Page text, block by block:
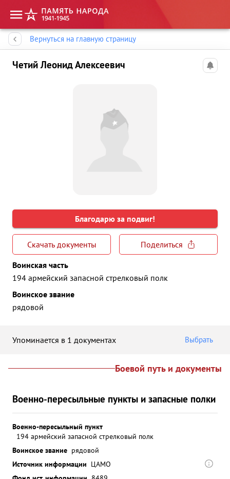
Вернуться на главную страницу
Четий Леонид Алексеевич
Благодарю за подвиг!
Скачать документы
Поделиться
Воинская часть
194 армейский запасной стрелковый полк
Воинское звание
рядовой
Упоминается в 1 документах Выбрать
Боевой путь и документы
Военно-пересыльные пункты и запасные полки
Военно-пересыльный пункт
194 армейский запасной стрелковый полк
Воинское звание рядовой
Источник информации ЦАМО
Память народа